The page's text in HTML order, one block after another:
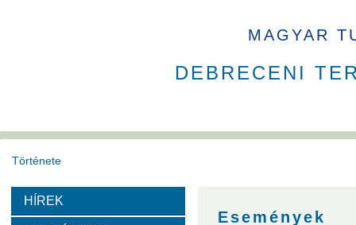
MAGYAR
DEBRECENI
Története
Székház
HÍREK
Események